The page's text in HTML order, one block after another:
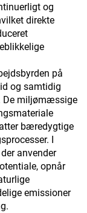
og
direkte
på
og samtidig
De miljømæssige
bæredygtige
I
anvender
opnår
emissioner